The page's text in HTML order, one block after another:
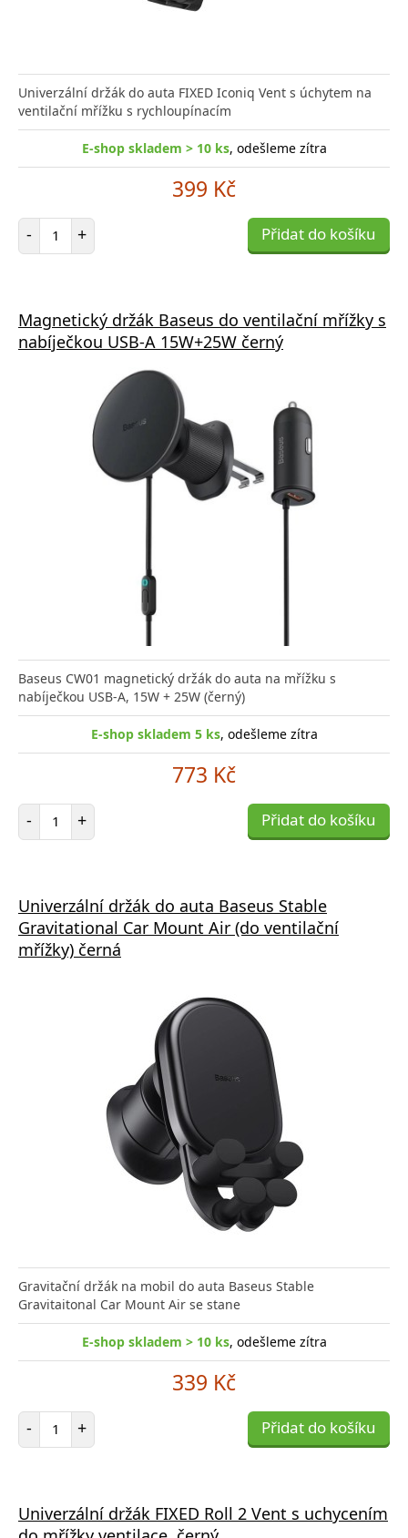
Univerzální držák do auta FIXED Iconiq Vent s úchytem na
ventilační mřížku s rychloupínacím
E-shop skladem > 10 ks, odešleme zítra
399 Kč
- Počet položek
+ Přidat do košíku
Magnetický držák Baseus do ventilační mřížky s
nabíječkou USB-A 15W+25W černý
Baseus CW01 magnetický držák do auta na mřížku s
nabíječkou USB-A, 15W + 25W (černý)
E-shop skladem 5 ks, odešleme zítra
773 Kč
- Počet položek
+ Přidat do košíku
Univerzální držák do auta Baseus Stable
Gravitational Car Mount Air (do ventilační
mřížky) černá
Gravitační držák na mobil do auta Baseus Stable
Gravitaitonal Car Mount Air se stane
E-shop skladem > 10 ks, odešleme zítra
339 Kč
- Počet položek
+ Přidat do košíku
Univerzální držák FIXED Roll 2 Vent s uchycením